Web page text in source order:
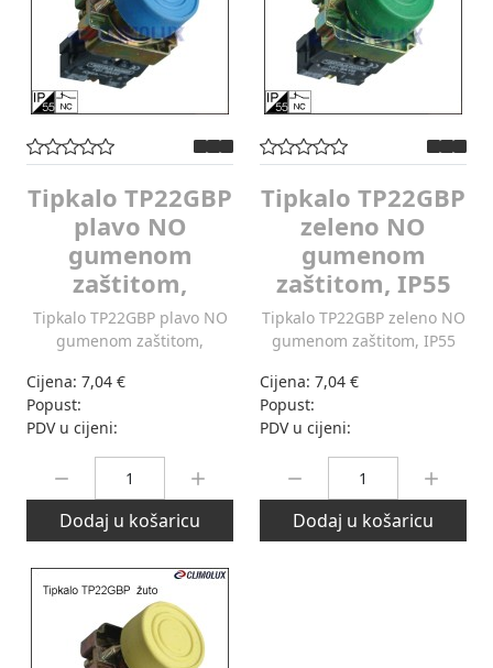
Tipkalo TP22GBP
plavo NO
gumenom
zaštitom,
Tipkalo TP22GBP plavo NO
gumenom zaštitom,
Cijena: 7,04 €
Popust:
PDV u cijeni:
Dodaj u košaricu
Tipkalo TP22GBP
zeleno NO
gumenom
zaštitom, IP55
Tipkalo TP22GBP zeleno NO
gumenom zaštitom, IP55
Cijena: 7,04 €
Popust:
PDV u cijeni:
Dodaj u košaricu